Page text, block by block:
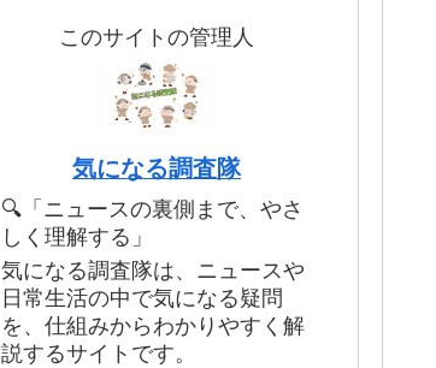
このサイトの管理人
気になる調査隊
🔍「ニュースの裏側まで、やさ
しく理解する」
気になる調査隊は、ニュースや
日常生活の中で気になる疑問
を、仕組みからわかりやすく解
説するサイトです。